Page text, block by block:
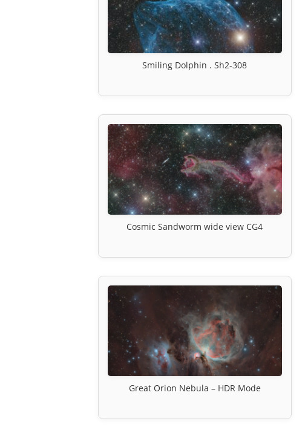
Smiling Dolphin . Sh2-308
Cosmic Sandworm wide view CG4
Great Orion Nebula – HDR Mode